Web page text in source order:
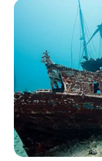
En esta primera
Nos Vemos’, en
literatura Gabriel
homenaje al
región como un
Carlos Ruíz,
de la Biblioteca
la importancia
magdalenense.